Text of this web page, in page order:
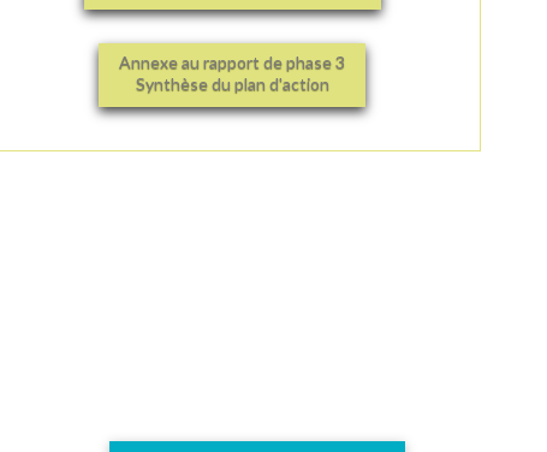
Annexe au rapport de phase 3
Synthèse du plan d'action